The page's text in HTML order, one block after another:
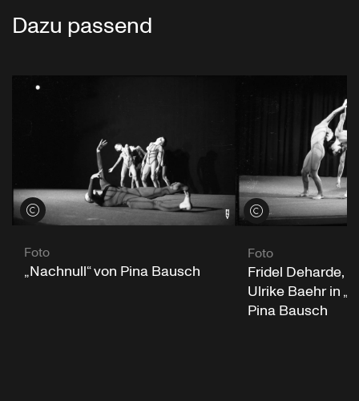
Dazu passend
Credits öffnen
Foto
„Nachnull“ von Pina Bausch
Credits öffnen
Foto
Fridel Deharde,
Ulrike Baehr in
Pina Bausch